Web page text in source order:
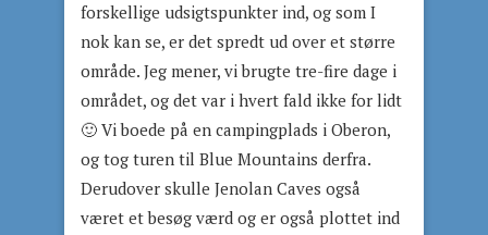
forskellige udsigtspunkter ind, og som I
nok kan se, er det spredt ud over et større
område. Jeg mener, vi brugte tre-fire dage i
området, og det var i hvert fald ikke for lidt
🙂 Vi boede på en campingplads i Oberon,
og tog turen til Blue Mountains derfra.
Derudover skulle Jenolan Caves også
været et besøg værd og er også plottet ind